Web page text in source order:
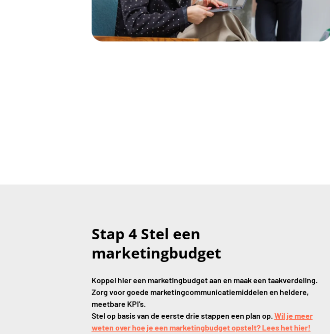
Stap 4 Stel een
marketingbudget
Koppel hier een marketingbudget aan en maak een taakverdeling.
Zorg voor goede marketingcommunicatiemiddelen en heldere,
meetbare KPI’s.
Stel op basis van de eerste drie stappen een plan op.Wil je meer
weten over hoe je een marketingbudget opstelt? Lees hethier!